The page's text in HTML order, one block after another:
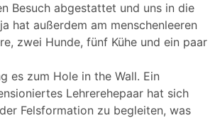
Besuch abgestattet und uns in die
hat außerdem am menschenleeren
zwei Hunde, fünf Kühe und ein paar
es zum Hole in the Wall. Ein
Lehrerehepaar hat sich
Felsformation zu begleiten, was